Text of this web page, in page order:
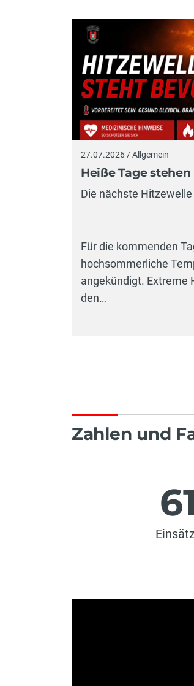
27.07.2026 / Allgemein
Heiße Tage
Die nächste
Für die kommenden
hochsommerliche
angekündigt. Extreme
den…
Zahlen und
61